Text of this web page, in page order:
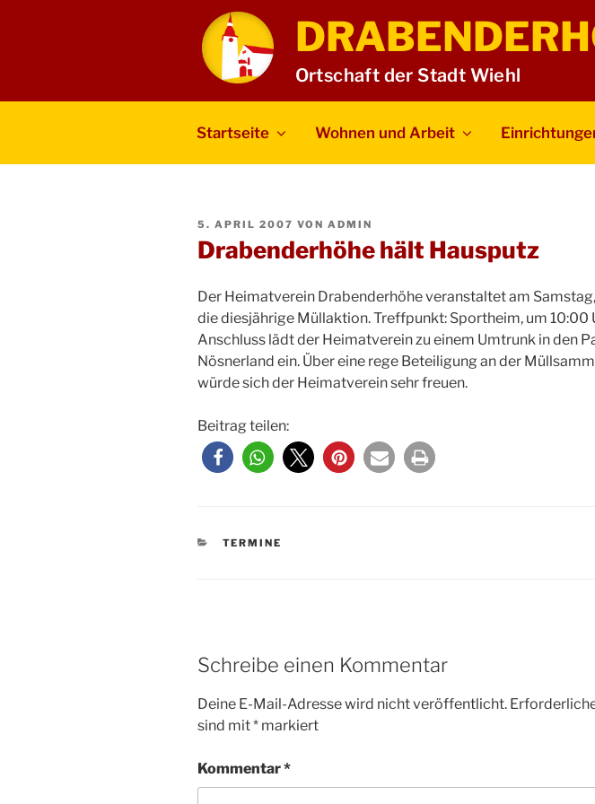
Ortschaft der Stadt Wiehl
Startseite Wohnen und Arbeit
VERÖFFENTLICHT
5. APRIL 2007 VON ADMIN
Drabenderhöhe hält Hausputz
Der Heimatverein Drabenderhöhe veranstaltet am Samstag,
die diesjährige Müllaktion. Treffpunkt: Sportheim, um 10:00
Anschluss lädt der Heimatverein zu einem Umtrunk in den
Nösnerland ein. Über eine rege Beteiligung an der
würde sich der Heimatverein sehr freuen.
Beitrag teilen:
KATEGORIEN
TERMINE
Schreibe einen Kommentar
Deine E-Mail-Adresse wird nicht veröffentlicht.
sind mit* markiert
Kommentar*